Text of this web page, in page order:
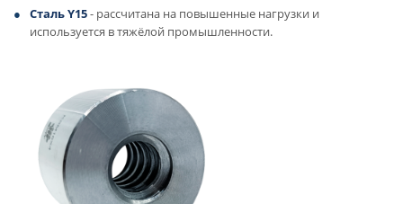
Сталь Y15- рассчитана на повышенные нагрузки и
используется в тяжёлой промышленности.